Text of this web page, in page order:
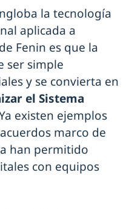
la tecnología
aplicada a
Fenin es que la
ser simple
y se convierta en
el Sistema
existen ejemplos
marco de
han permitido
con equipos